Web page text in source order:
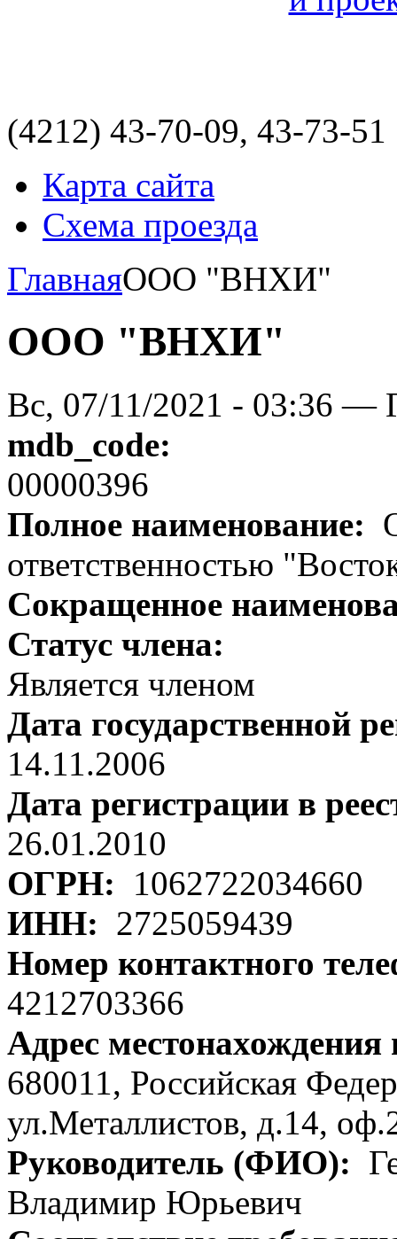
(4212) 43-70-09, 43-73-51
Карта сайта
Схема проезда
ГлавнаяООО "ВНХИ"
ООО "ВНХИ"
Вс, 07/11/2021 - 03:36 —
mdb_code:
00000396
Полное наименование:
ответственностью
Сокращенное
Статус члена:
Является членом
Дата государственной
14.11.2006
Дата регистрации в
26.01.2010
ОГРН:
1062722034660
ИНН: 2725059439
Номер контактного
4212703366
Адрес
680011, Российская
ул.Металлистов, д.14,
Руководитель (ФИО):
Владимир Юрьевич